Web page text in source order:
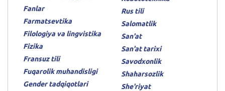
Fanlar
Farmatsevtika
Filologiya va lingvistika
Fizika
Fransuz tili
Fuqarolik muhandisligi
Gender tadqiqotlari
Rus tili
Salomatlik
San'at
San'at tarixi
Savodxonlik
Shaharsozlik
She'riyat